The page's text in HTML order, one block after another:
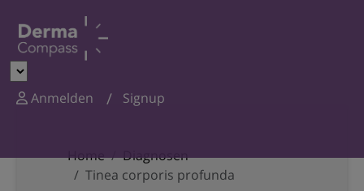
Anmelden Signup
Home
Diagnosen
Tinea corporis profunda